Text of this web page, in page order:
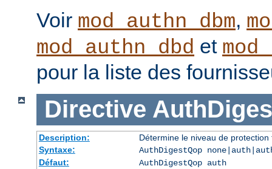
Voir mod_authn_dbm,
mod_authn_dbd et
pour la liste des
Directive
Description:
Détermine le niveau de
Syntaxe:
AuthDigestQop
Défaut:
AuthDigestQop auth